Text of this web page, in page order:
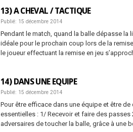
13) A CHEVAL / TACTIQUE
Publié: 15 décembre 2014
Pendant le match, quand la balle dépasse la
idéale pour le prochain coup lors de la
le joueur effectuant la remise en jeu
14) DANS UNE EQUIPE
Publié: 15 décembre 2014
Pour être efficace dans une équipe et être
essentielles : 1/ Recevoir et faire des
adversaires de toucher la balle, grâce à une